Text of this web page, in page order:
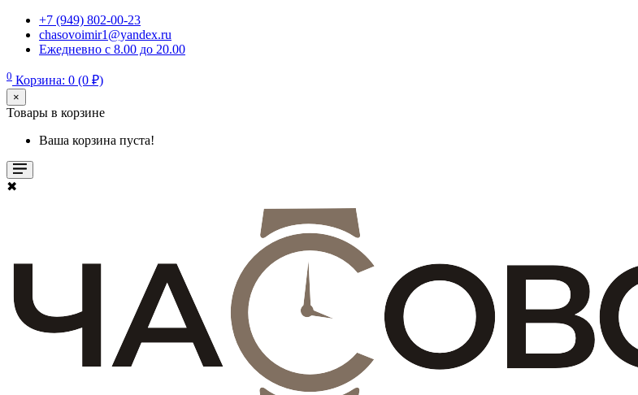
+7 (949) 802-00-23
chasovoimir1@yandex.ru
Ежедневно с 8.00 до 20.00
0 Корзина: 0 (0 ₽)
×
Товары в корзине
Ваша корзина пуста!
✖